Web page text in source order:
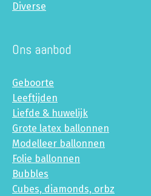
Diverse
Ons aanbod
Geboorte
Leeftijden
Liefde & huwelijk
Grote latex ballonnen
Modelleer ballonnen
Folie ballonnen
Bubbles
Cubes, diamonds, orbz